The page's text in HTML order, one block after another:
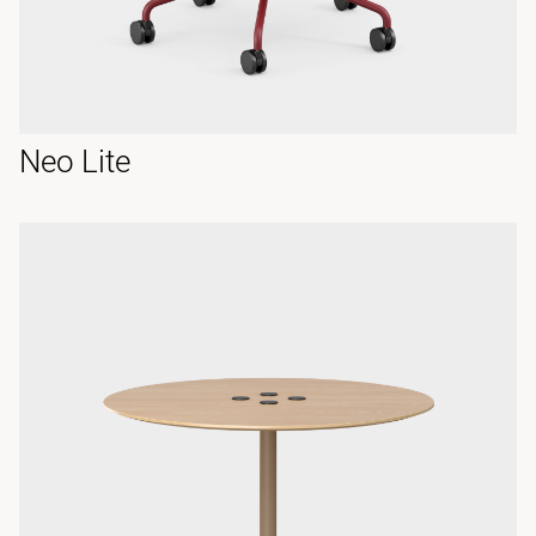
Neo Lite